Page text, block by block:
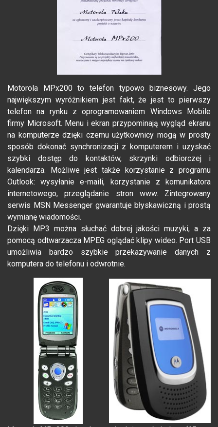
Motorola MPx200 to telefon typowo biznesowy. Jego
największym wyróżnikiem jest fakt, że jest to pierwszy
telefon na rynku z oprogramowaniem Windows Mobile
firmy Microsoft. Menu i ekran przypominają wygląd ekranu
na komputerze dzięki czemu użytkownicy mogą w prosty
sposób dokonać synchronizacji z komputerem i uzyskać
szybki dostęp do kontaktów, skrzynki odbiorczej i
kalendarza. Możliwe jest także korzystanie z programu
Outlook: wysyłanie e-maili, korzystanie z komunikatora
internetowego, przeglądanie stron www. Zintegrowany
serwis MSN Messenger gwarantuje błyskawiczną i prostą
wymianę wiadomości.
Dzięki MP3 można słuchać dobrej jakości muzyki, a za
pomocą odtwarzacza MPEG oglądać klipy wideo. Port USB
umożliwia bardzo szybkie przekazywanie danych z
komputera do telefonu i odwrotnie.